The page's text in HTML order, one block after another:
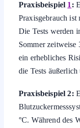
Praxisbeispiel 1 :
Praxisgebrauch ist
Die Tests werden
Sommer zeitweise
ein erhebliches
die Tests
Praxisbeispiel 2:
°C. Während des